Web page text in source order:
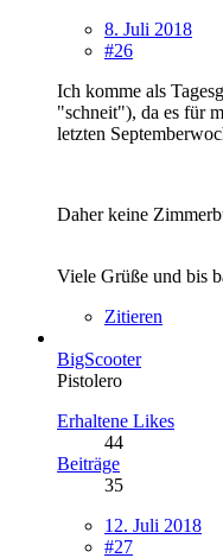
8. Juli 2018
#26
Ich komme als
"schneit"), da es für
letzten
Daher keine
Viele Grüße und bis
Zitieren
BigScooter
Pistolero
Erhaltene Likes
44
Beiträge
35
12. Juli 2018
#27